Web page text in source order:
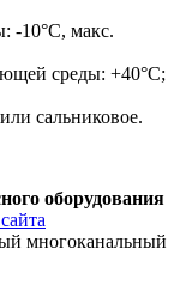
-10°С, макс.
среды: +40°С;
сальниковое.
оборудования
многоканальный